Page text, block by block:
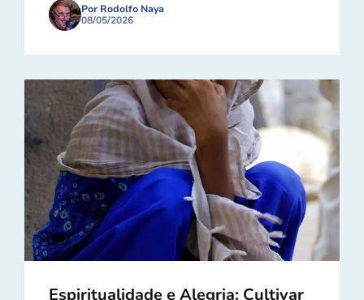
Por Rodolfo Naya
08/05/2026
Espiritualidade e Alegria: Cultivar